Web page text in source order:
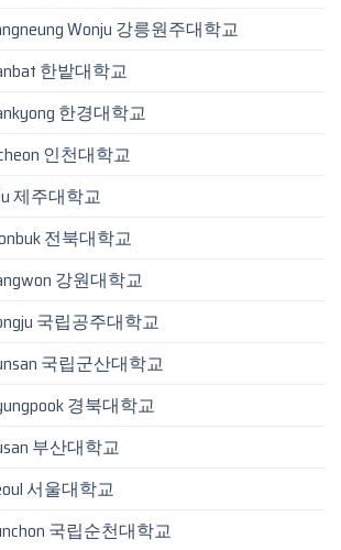
Wonju 강릉원주대학교
한밭대학교
한경대학교
인천대학교
제주대학교
전북대학교
강원대학교
국립공주대학교
국립군산대학교
경북대학교
부산대학교
서울대학교
국립순천대학교